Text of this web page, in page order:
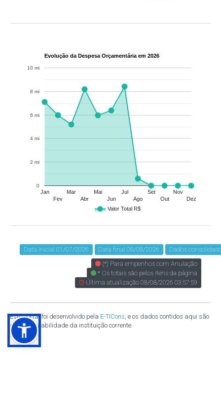
Evolução da Despesa Orçamentária em 2026
Valor Total R$
Jan
Fev
Mar
Abr
Mai
Jun
Jul
Ago
Set
Out
Nov
Dez
0
2 mi
4 mi
6 mi
8 mi
10 mi
Data inicial 01/07/2026 Data final 08/08/2026
Dados
(*) Para empenhos com Anulação
* Os totais são pelos itens da página
Última atualização 08/08/2026 03:57:59
Este portal foi desenvolvido pela E-TICons, e os dados contidos aqui são
de responsabilidade da instituição corrente.